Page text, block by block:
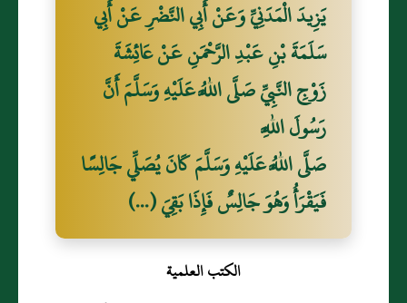
يَزِيدَ الْمَدَنِيِّ وَعَنْ أَبِي النَّضْرِ عَنْ أَبِي
سَلَمَةَ بْنِ عَبْدِ الرَّحْمَنِ عَنْ عَائِشَةَ
زَوْجِ النَّبِيِّ صَلَّى اللَّهُ عَلَيْهِ وَسَلَّمَ أَنَّ
رَسُولَ اللَّهِ
صَلَّى اللَّهُ عَلَيْهِ وَسَلَّمَ كَانَ يُصَلِّي جَالِسًا
فَيَقْرَأُ وَهُوَ جَالِسٌ فَإِذَا بَقِيَ (...)
الكتب العلمية